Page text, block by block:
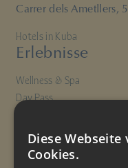
Carrer dels Ametllers,
Hotels in Kuba
Erlebnisse
Wellness & Spa
Day Pass
Aktivitäten
Freizeit & Unterhaltung
Diese
Cookies.